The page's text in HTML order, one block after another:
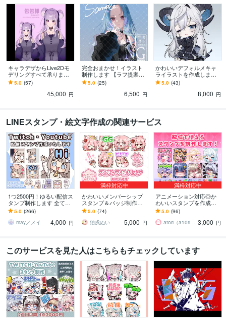
キャラデザからLive2Dモ
デリングすべて承ります
デッサンに基づいたリア
ルなモデルを作成いたし
5.0 (57)
45,000 円
完全おまかせ！イラスト
制作します 【ラフ提案な
し・修正なし】の代わり
にお安く提供いたします♪
5.0 (25)
6,500 円
かわいいデフォルメキャ
ライラストを作成します
かわいいデフォルメ・ミ
ニ・SDキャライラスト作
5.0 (43)
8,000 円
LINEスタンプ・絵文字作成の関連サービス
1つ2500円！ゆるい配信ス
タンプ制作します 全て商
用利用料・二次利用料込
み！
5.0 (266)
may／メイ
4,000 円
満枠対応中
かわいいメンバーシップ
スタンプ＆バッジ制作致
します YouTube・Twitch
以外の用途でもご利用可
能！
5.0 (74)
狛戌ぬい
5,000 円
満枠対応中
アニメーション対応◎か
わいいスタンプを作成し
ます 企業実績多数有！Yo
uTube・Twitch・TikTok☆
5.0 (96)
atori（a10ri_p） 3,000 円
このサービスを見た人はこちらもチェックしています